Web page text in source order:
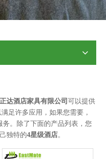
达酒店家具有限公司 可以提供
足许多应用，如果您需要，
务。除了下面的产品列表，您
独特的4星级酒店。